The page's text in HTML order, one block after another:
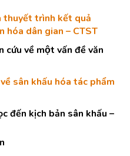
thuyết trình kết quả
hóa dân gian – CTST
cứu về một vấn đề văn
sân khấu hóa tác phẩm
đến kịch bản sân khấu –